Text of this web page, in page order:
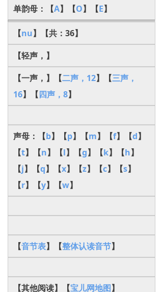
单韵母：【A】【O】【E】
【nu】【共：36】
【轻声，】
【一声，】【二声，12】【三声，
16】【四声，8】
声母：【b】【p】【m】【f】【d】
【t】【n】【l】【g】【k】【h】
【j】【q】【x】【z】【c】【s】
【r】【y】【w】
【音节表】【整体认读音节】
【其他阅读】【宝儿网地图】